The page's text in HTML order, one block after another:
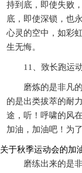
持到底，即使失败
底，即使深锁，也
心灵的空中，如彩
生无悔。
11、致长跑运
磨炼的是非凡
的是出类拔萃的耐
途，听！呼啸的风
加油，加油吧！为
关于秋季运动会的加
磨练出来的是